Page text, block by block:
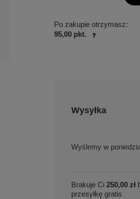
Po zakupie otrzymasz:
95,00 pkt.
Wysyłka
w
Brakuje Ci 250,00 zł
przesyłkę gratis